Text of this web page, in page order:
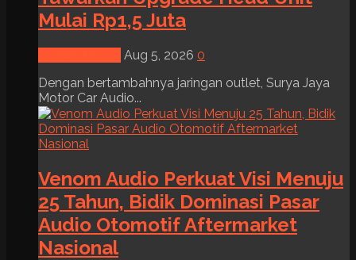
Mulai Rp1,5 Juta
Aug 5, 2026 0
Dengan bertambahnya jaringan outlet, Surya Jaya
Motor Car Audio...
Venom Audio Perkuat Visi Menuju
25 Tahun, Bidik Dominasi Pasar
Audio Otomotif Aftermarket
Nasional